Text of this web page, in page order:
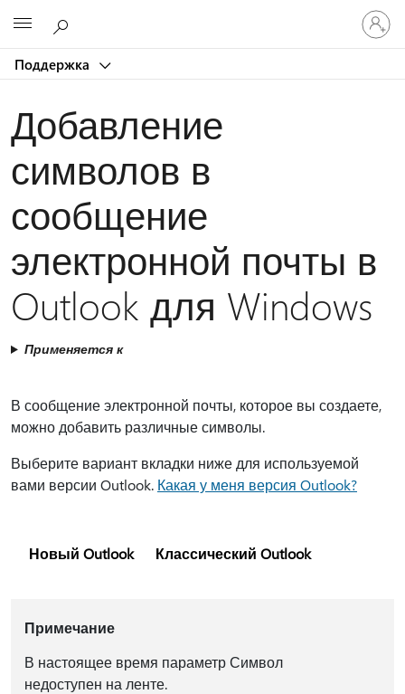
Поддержка
Добавление
символов в
сообщение
электронной почты в
Outlook для Windows
Применяется к
В сообщение электронной почты, которое вы создаете,
можно добавить различные символы.
Выберите вариант вкладки ниже для используемой
вами версии Outlook. Какая у меня версия Outlook?
Новый Outlook Классический Outlook
Примечание
В настоящее время параметр Символ
недоступен на ленте.